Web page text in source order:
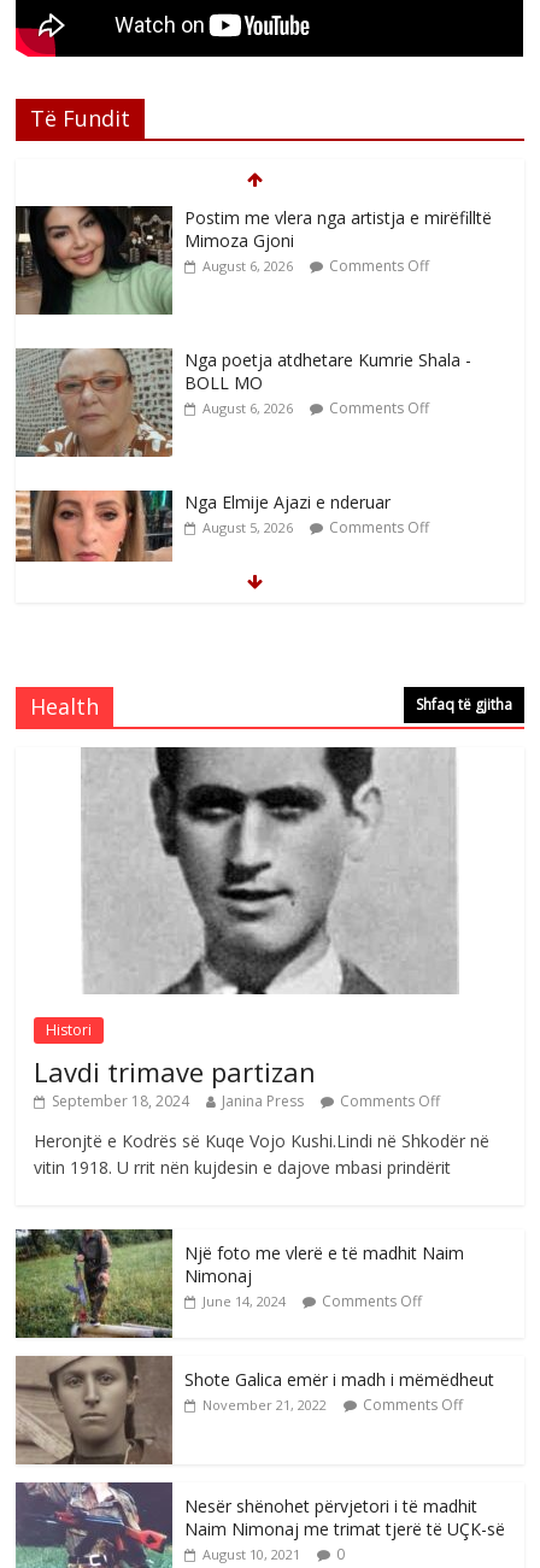
Të Fundit
Postim me vlera nga artistja e mirëfilltë
Mimoza Gjoni
August 6, 2026 Comments Off
Nga poetja atdhetare Kumrie Shala -
BOLL MO
August 6, 2026 Comments Off
Nga Elmije Ajazi e nderuar
August 5, 2026 Comments Off
Comments Off
Çlirimtari Mentor Mushkolaj nderohet
me mirenjohje nga Xhevdet Qeriqi Dega
e invalidëve në Fushë Kosovë
August 4, 2026 Comments Off
Sulm , pse të dua ty
August 8, 2026 Comments Off
Health Shfaq të gjitha
Histori
Lavdi trimave partizan
September 18, 2024 Janina Press Comments Off
Heronjtë e Kodrës së Kuqe Vojo Kushi.Lindi në Shkodër në
vitin 1918. U rrit nën kujdesin e dajove mbasi prindërit
Një foto me vlerë e të madhit Naim
Nimonaj
June 14, 2024 Comments Off
Shote Galica emër i madh i mëmëdheut
November 21, 2022 Comments Off
Nesër shënohet përvjetori i të madhit
Naim Nimonaj me trimat tjerë të UÇK-së
August 10, 2021 0